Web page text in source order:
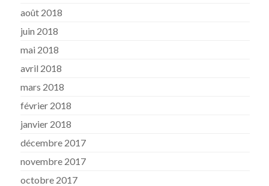
août 2018
juin 2018
mai 2018
avril 2018
mars 2018
février 2018
janvier 2018
décembre 2017
novembre 2017
octobre 2017